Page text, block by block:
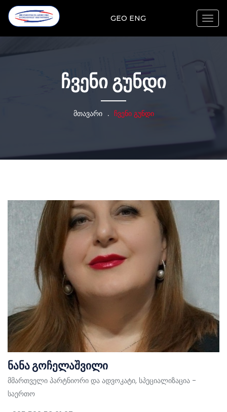
GEO ENG
ჩვენი გუნდი
მთავარი . ჩვენი გუნდი
ნანა გოჩელაშვილი
მმართველი პარტნიორი და ადვოკატი, სპეციალიზაცია -
საერთო